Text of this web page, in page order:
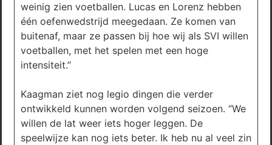
weinig zien voetballen. Lucas en Lorenz hebben
één oefenwedstrijd meegedaan. Ze komen van
buitenaf, maar ze passen bij hoe wij als SVI willen
voetballen, met het spelen met een hoge
intensiteit.”
Kaagman ziet nog legio dingen die verder
ontwikkeld kunnen worden volgend seizoen. “We
willen de lat weer iets hoger leggen. De
speelwijze kan nog iets beter. Ik heb nu al veel zin